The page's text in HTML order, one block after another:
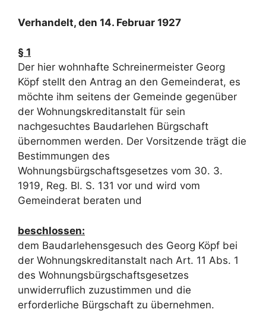
Verhandelt, den 14. Februar 1927
§ 1
Der hier wohnhafte Schreinermeister Georg
Köpf stellt den Antrag an den Gemeinderat, es
möchte ihm seitens der Gemeinde gegenüber
der Wohnungskreditanstalt für sein
nachgesuchtes Baudarlehen Bürgschaft
übernommen werden. Der Vorsitzende trägt die
Bestimmungen des
Wohnungsbürgschaftsgesetzes vom 30. 3.
1919, Reg. Bl. S. 131 vor und wird vom
Gemeinderat beraten und
beschlossen:
dem Baudarlehensgesuch des Georg Köpf bei
der Wohnungskreditanstalt nach Art. 11 Abs. 1
des Wohnungsbürgschaftsgesetzes
unwiderruflich zuzustimmen und die
erforderliche Bürgschaft zu übernehmen.